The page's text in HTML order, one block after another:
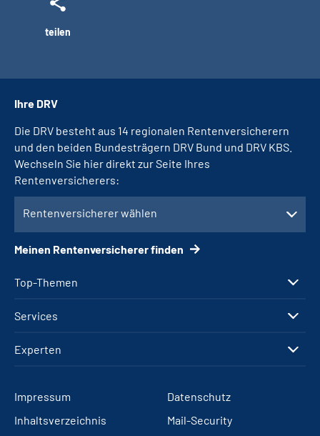
teilen
Top-Themen
Services
Experten
Ihre DRV
Die DRV besteht aus 14 regionalen Rentenversicherern
und den beiden Bundesträgern DRV Bund und DRV KBS.
Wechseln Sie hier direkt zur Seite Ihres
Rentenversicherers:
Rentenversicherer wählen
Meinen Rentenversicherer finden
Impressum
Datenschutz
Inhaltsverzeichnis
Mail-Security